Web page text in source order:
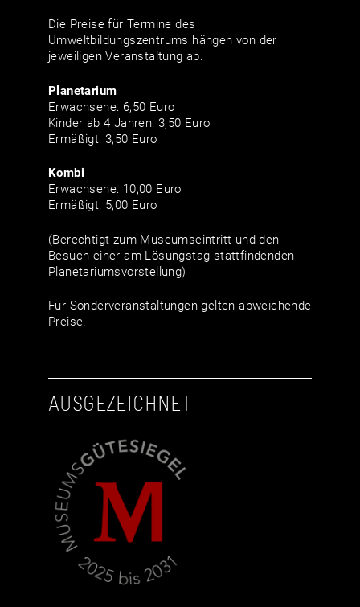
Die Preise für Termine des
Umweltbildungszentrums hängen von der
jeweiligen Veranstaltung ab.
Planetarium
Erwachsene: 6,50 Euro
Kinder ab 4 Jahren: 3,50 Euro
Ermäßigt: 3,50 Euro
Kombi
Erwachsene: 10,00 Euro
Ermäßigt: 5,00 Euro
(Berechtigt zum Museumseintritt und den
Besuch einer am Lösungstag stattfindenden
Planetariumsvorstellung)
Für Sonderveranstaltungen gelten abweichende
Preise.
AUSGEZEICHNET